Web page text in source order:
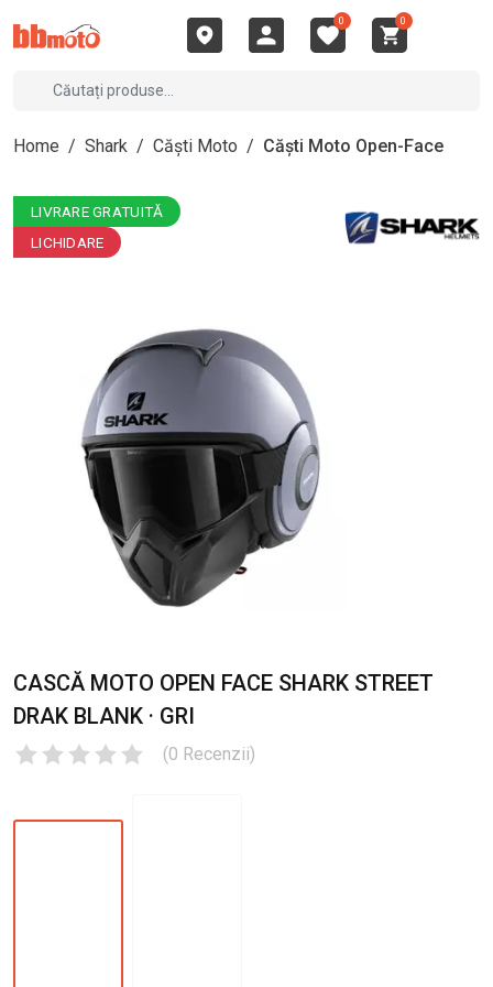
0 0
Home / Shark / Căști Moto / Căști Moto Open-Face
LIVRARE GRATUITĂ
LICHIDARE
CASCĂ MOTO OPEN FACE SHARK STREET
DRAK BLANK · GRI
(0 Recenzii)